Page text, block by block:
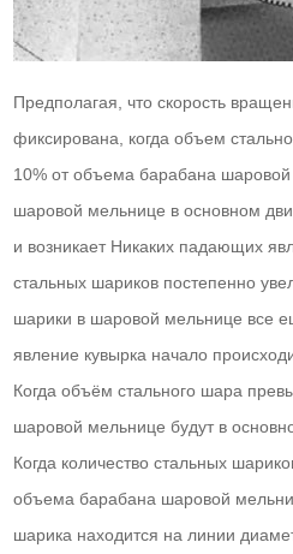
Предполагая, что скорость
фиксирована, когда объем
10% от объема барабана
шаровой мельнице в основном
и возникает Никаких падающих
стальных шариков постепенно
шарики в шаровой мельнице все
явление кувырка начало
Когда объём стального шара
шаровой мельнице будут в
Когда количество стальных
объема барабана шаровой
шарика находится на линии